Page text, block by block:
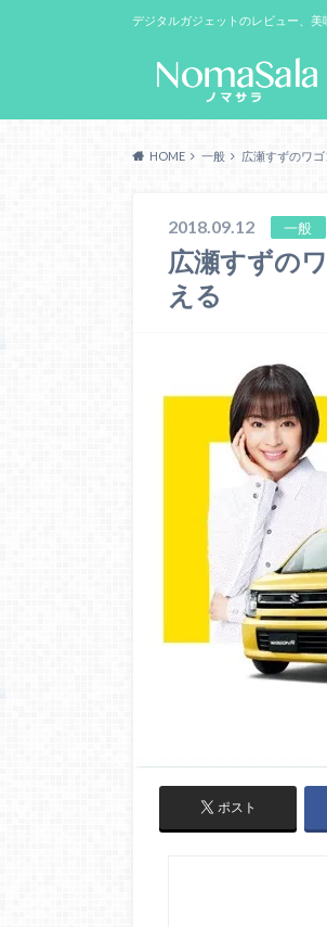
デジタルガジェットのレビュー、
HOME 一般 広瀬すずのワ
2018.09.12 一般
広瀬すずの
える
ポスト